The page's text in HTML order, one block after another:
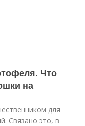
Что
на
для
Связано это, в